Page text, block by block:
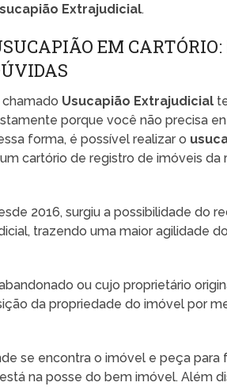
Extrajudicial.
EM CARTÓRIO:
chamado Usucapião Extrajudicial
porque você não precisa
forma, é possível realizar o
cartório de registro de imóveis da
2016, surgiu a possibilidade do
trazendo uma maior agilidade
ou cujo proprietário
da propriedade do imóvel por
se encontra o imóvel e peça para
na posse do bem imóvel. Além